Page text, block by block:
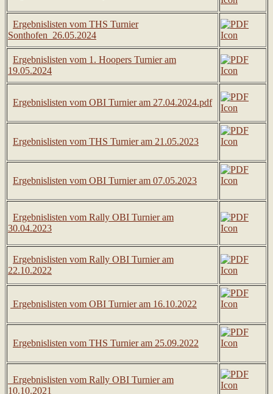
Ergebnislisten vom THS Turnier
Sonthofen_26.05.2024
Ergebnislisten vom 1. Hoopers Turnier am
19.05.2024
Ergebnislisten vom OBI Turnier am 27.04.2024.pdf
Ergebnislisten vom THS Turnier am 21.05.2023
Ergebnislisten vom OBI Turnier am 07.05.2023
Ergebnislisten vom Rally OBI Turnier am
30.04.2023
Ergebnislisten vom Rally OBI Turnier am
22.10.2022
Ergebnislisten vom OBI Turnier am 16.10.2022
Ergebnislisten vom THS Turnier am 25.09.2022
Ergebnislisten vom Rally OBI Turnier am
10.10.2021